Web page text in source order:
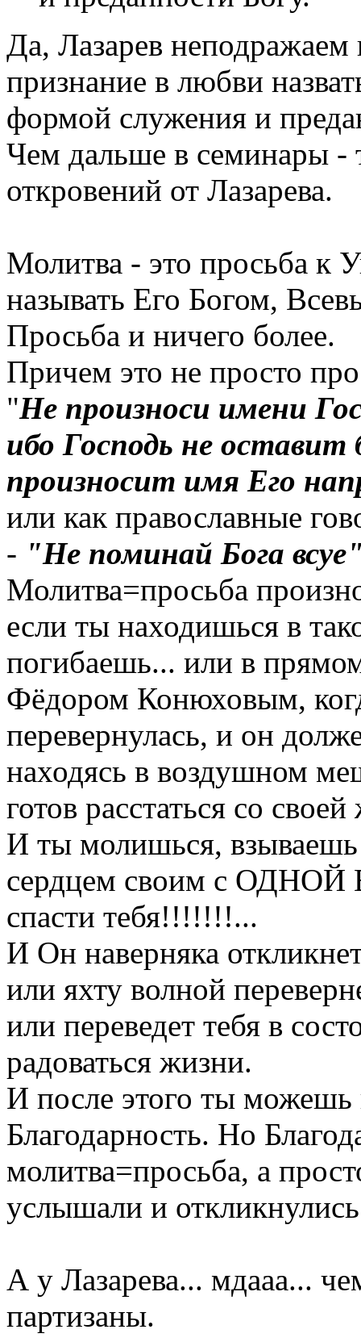
Да, Лазарев неподражаем
признание в любви
формой служения и
Чем дальше в семинары -
откровений от Лазарева.
Молитва - это просьба к
называть Его Богом,
Просьба и ничего более.
Причем это не просто
"Не произноси имени
ибо Господь не оставит
произносит имя Его
или как православные
- "Не поминай Бога
Молитва=просьба
если ты находишься в
погибаешь... или в
Фёдором Конюховым,
перевернулась, и он
находясь в воздушном
готов расстаться со
И ты молишься,
сердцем своим с
спасти тебя!!!!!!!...
И Он наверняка
или яхту волной
или переведет тебя в
радоваться жизни.
И после этого ты
Благодарность. Но
молитва=просьба, а
услышали и
А у Лазарева... мдааа...
партизаны.